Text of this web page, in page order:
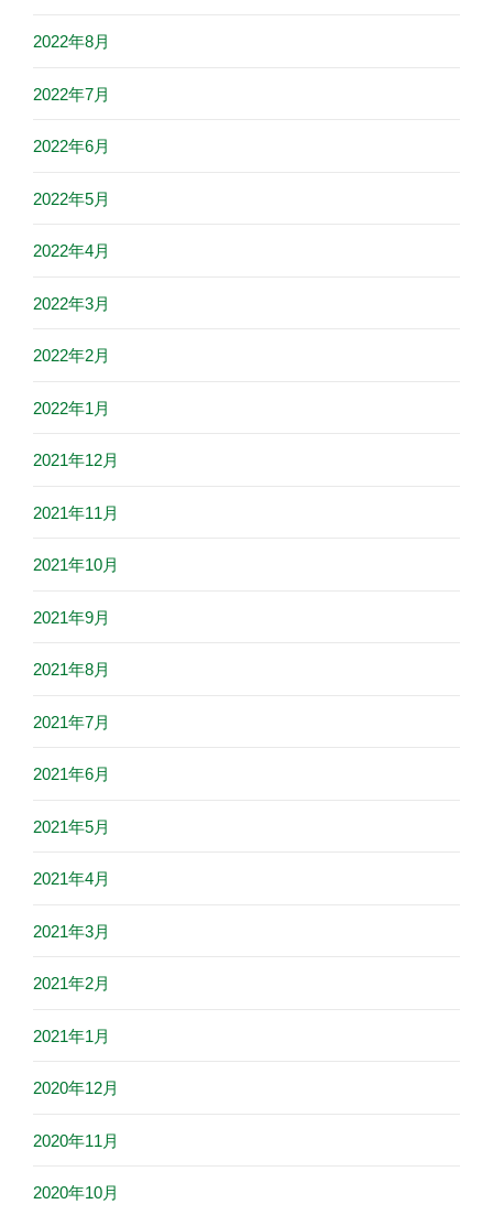
2022年8月
2022年7月
2022年6月
2022年5月
2022年4月
2022年3月
2022年2月
2022年1月
2021年12月
2021年11月
2021年10月
2021年9月
2021年8月
2021年7月
2021年6月
2021年5月
2021年4月
2021年3月
2021年2月
2021年1月
2020年12月
2020年11月
2020年10月